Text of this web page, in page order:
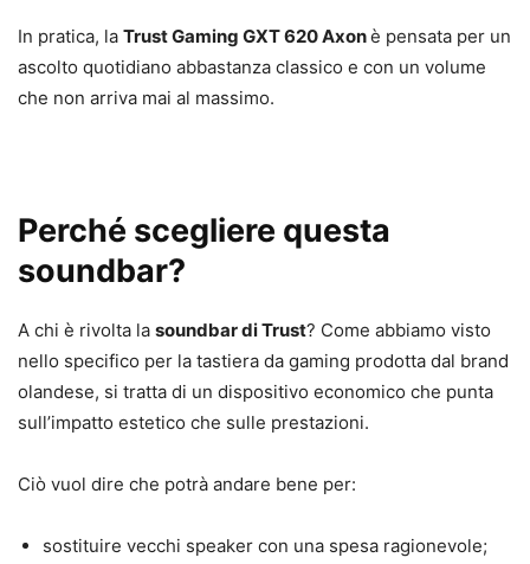
In pratica, la Trust Gaming GXT 620 Axonè pensata per un
ascolto quotidiano abbastanza classico e con un volume
che non arriva mai al massimo.
Perché scegliere questa
soundbar?
A chi è rivolta la soundbar di Trust? Come abbiamo visto
nello specifico per la tastiera da gaming prodotta dal brand
olandese, si tratta di un dispositivo economico che punta
sull’impatto estetico che sulle prestazioni.
Ciò vuol dire che potrà andare bene per:
sostituire vecchi speaker con una spesa ragionevole;